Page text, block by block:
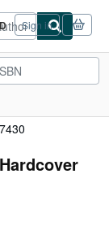
Sign in